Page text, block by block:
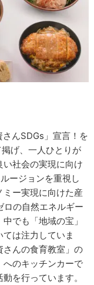
さんSDGs」宣言！を
げ、一人ひとりが
社会の実現に向け
ージョンを重視し
ー実現に向けた産
ロの自然エネルギー
でも「地域の宝」
は注力していま
んの食育教室」の
のキッチンカーで
を行っています。